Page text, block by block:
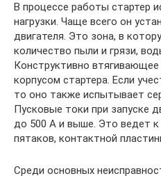
В процессе работы стартер
нагрузки. Чаще всего он
двигателя. Это зона, в
количество пыли и грязи,
Конструктивно
корпусом стартера. Если
то оно также испытывает
Пусковые токи при запуске
до 500 А и выше. Это ведет
пятаков, контактной
Среди основных